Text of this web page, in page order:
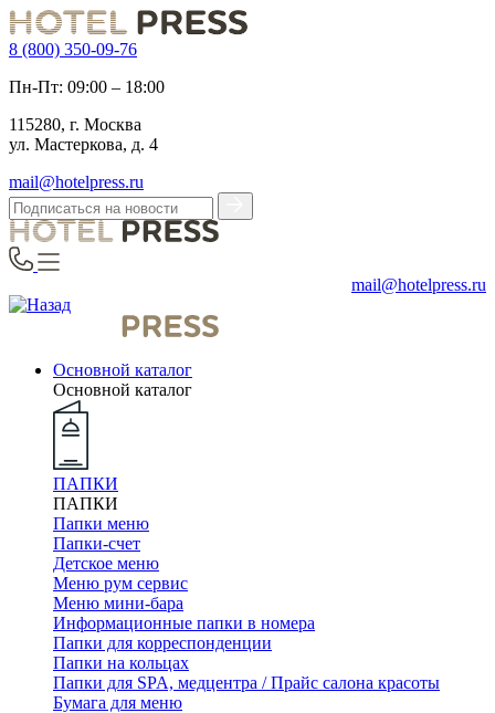
8 (800) 350-09-76
Пн-Пт: 09:00 – 18:00
115280, г. Москва
ул. Мастеркова, д. 4
mail@hotelpress.ru
mail@hotelpress.ru
Основной каталог
Основной каталог
ПАПКИ
ПАПКИ
Папки меню
Папки-счет
Детское меню
Меню рум сервис
Меню мини-бара
Информационные папки в номера
Папки для корреспонденции
Папки на кольцах
Папки для SPA, медцентра / Прайс салона красоты
Бумага для меню